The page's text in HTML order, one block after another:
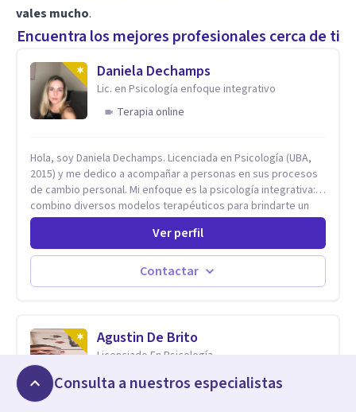
vales mucho.
Encuentra los mejores profesionales cerca de ti
Daniela Dechamps
Lic. en Psicología enfoque integrativo
Terapia online
Hola, soy Daniela Dechamps. Licenciada en Psicología (UBA,
2015) y me dedico a acompañar a personas en sus procesos
de cambio personal. Mi enfoque es la psicología integrativa:
combino diversos modelos terapéuticos para brindarte un
espacio humano, seguro y libre de juicios, donde construimos
juntas las herramientas prácticas que necesitas para tu
bienestar en el día a día. Aunque mi formación inicial es en
Terapia Cognitiva, he incorporado enfoques como el
Mindfulness y la Terapia de Aceptación y Compromiso (ACT),
Europa y Asia). Además, colaboré como psicóloga en
Televisión Canaria, conectando con la realidad de las islas.
Mis servicios son 100% online y accesibles. Si buscas un
espacio de escucha profesional y orientado a resultados,
empecemos.
Ver perfil
Contactar
Agustin De Brito
Licenciado En Psicología
Austin
Consulta a nuestros especialistas